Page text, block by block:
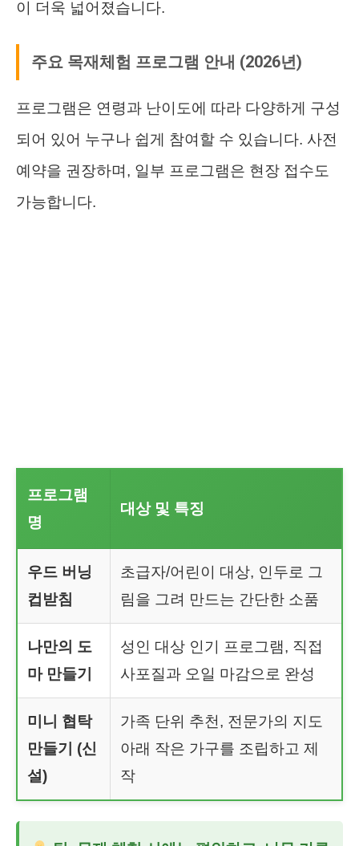
이 더욱 넓어졌습니다.
주요 목재체험 프로그램 안내 (2026년)
프로그램은 연령과 난이도에 따라 다양하게 구성
되어 있어 누구나 쉽게 참여할 수 있습니다. 사전
예약을 권장하며, 일부 프로그램은 현장 접수도
가능합니다.
프로그램
명
대상 및 특징
우드 버닝
컵받침
초급자/어린이 대상, 인두로 그
림을 그려 만드는 간단한 소품
나만의 도
마 만들기
성인 대상 인기 프로그램, 직접
사포질과 오일 마감으로 완성
미니 협탁
만들기 (신
설)
가족 단위 추천, 전문가의 지도
아래 작은 가구를 조립하고 제
작